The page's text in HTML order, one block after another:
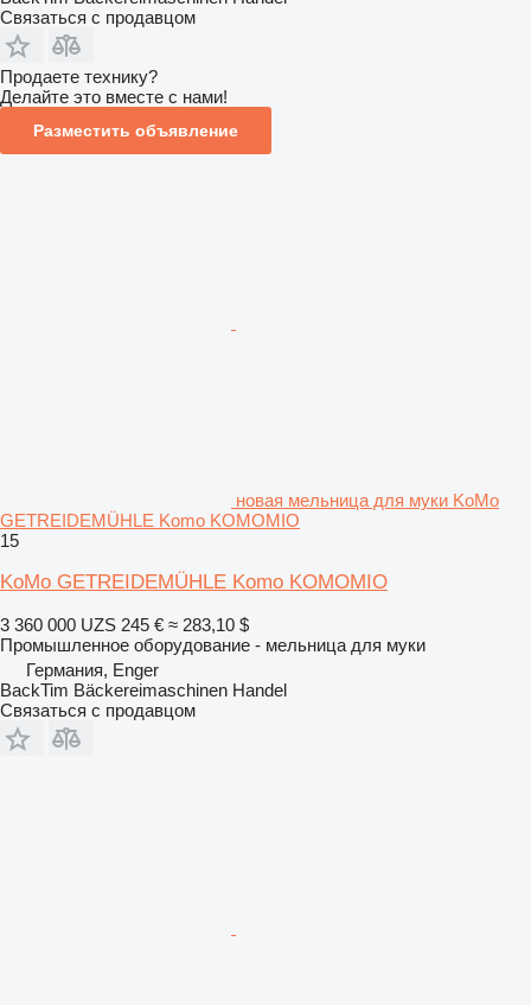
Связаться с продавцом
Продаете технику?
Делайте это вместе с нами!
Разместить объявление
новая мельница для муки KoMo
GETREIDEMÜHLE Komo KOMOMIO
15
KoMo GETREIDEMÜHLE Komo KOMOMIO
3 360 000 UZS 245 € ≈ 283,10 $
Промышленное оборудование - мельница для муки
Германия, Enger
BackTim Bäckereimaschinen Handel
Связаться с продавцом